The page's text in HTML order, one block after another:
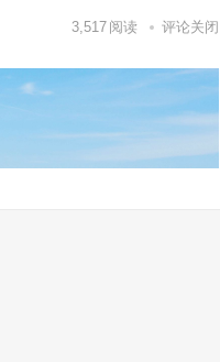
3,517 阅读 评论关闭